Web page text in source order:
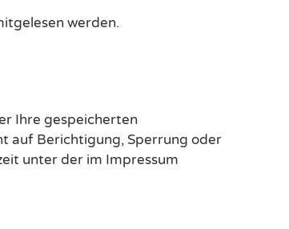
werden.
Ihre gespeicherten
auf Berichtigung, Sperrung oder
unter der im Impressum